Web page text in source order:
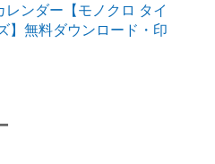
ンダー【モノクロ タイ
】無料ダウンロード・印